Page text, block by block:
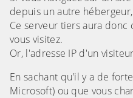
depuis un autre
Ce serveur tiers aura
vous visitez.
Or, l'adresse IP d'un
En sachant qu'il y a de
Microsoft) ou que vous